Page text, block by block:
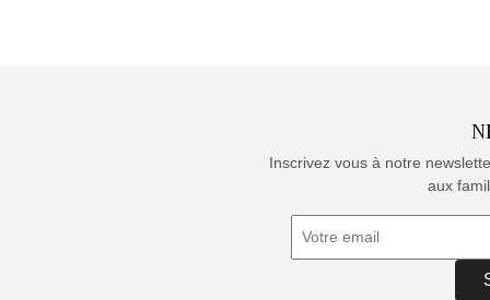
Inscrivez vous à notre
aux